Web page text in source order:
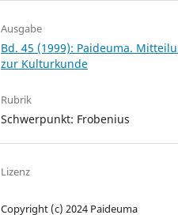
Ausgabe
Bd. 45 (1999): Paideuma.
zur Kulturkunde
Rubrik
Schwerpunkt: Frobenius
Lizenz
Copyright (c) 2024 Paideuma